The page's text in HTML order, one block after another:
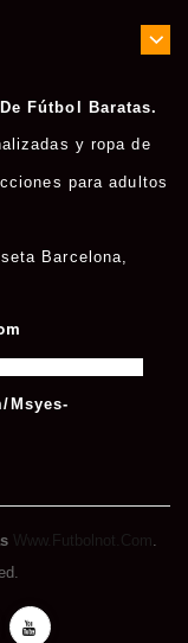
Fútbol Baratas.
y ropa de
para adultos
Barcelona,
msyes-
Www.futbolnot.com.